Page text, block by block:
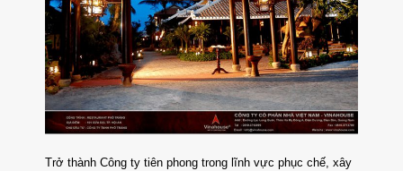
Trở thành Công ty tiên phong trong lĩnh vực phục chế, xây